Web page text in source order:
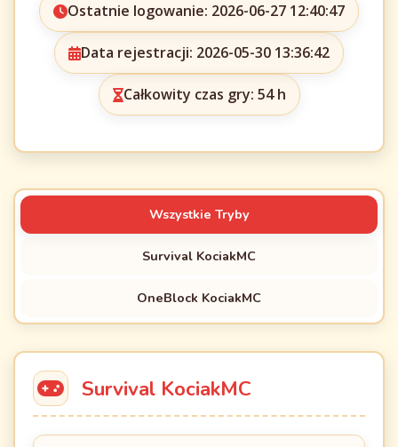
Ostatnie logowanie: 2026-06-27 12:40:47
Data rejestracji: 2026-05-30 13:36:42
Całkowity czas gry: 54 h
Wszystkie Tryby
Survival KociakMC
OneBlock KociakMC
Survival KociakMC